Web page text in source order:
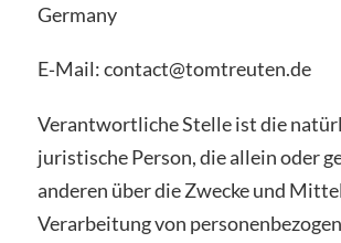
Germany
E‑Mail: contact@tomtreuten.de
Verantwortliche Stelle ist die
juristische Person, die allein oder
anderen über die Zwecke und
Verarbeitung von